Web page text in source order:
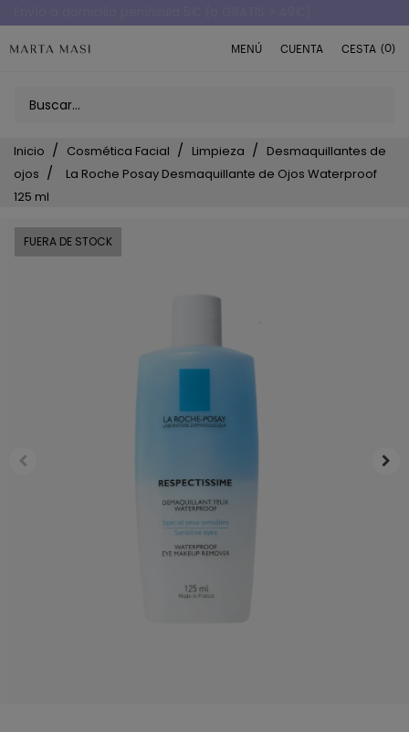
MENÚ CUENTA CESTA (0)
Inicio Cosmética Facial Limpieza
Desmaquillantes de
ojos
La Roche Posay Desmaquillante de Ojos Waterproof
125 ml
FUERA DE STOCK